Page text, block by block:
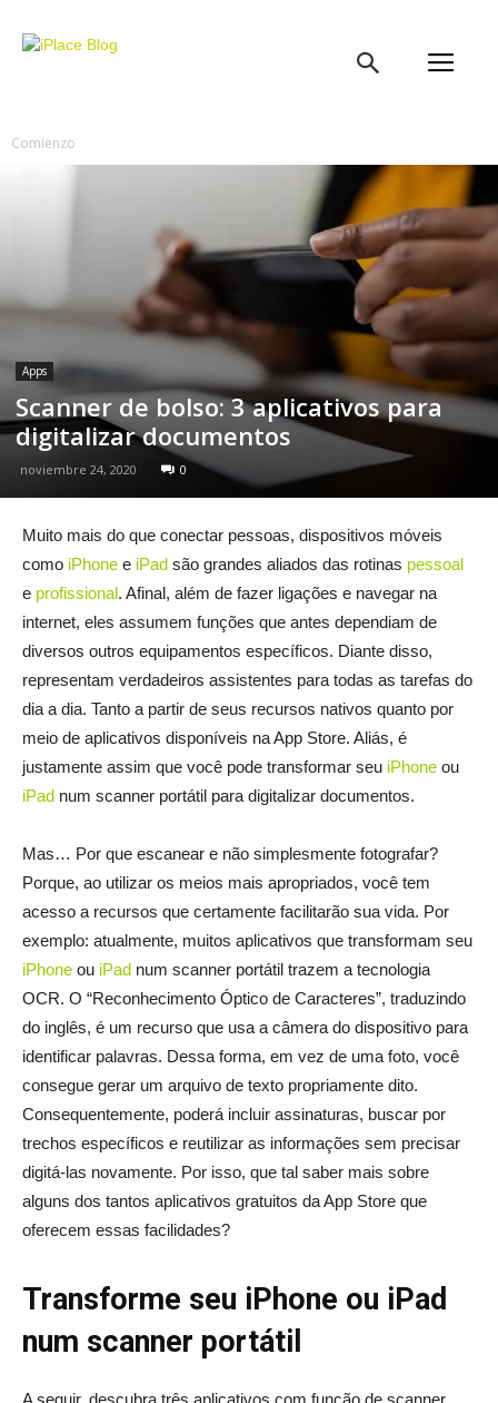
Comienzo
Apps
Scanner de bolso: 3 aplicativos para
digitalizar documentos
noviembre 24, 2020 0
Muito mais do que conectar pessoas, dispositivos móveis
como iPhone e iPad são grandes aliados das rotinas pessoal
e profissional. Afinal, além de fazer ligações e navegar na
internet, eles assumem funções que antes dependiam de
diversos outros equipamentos específicos. Diante disso,
representam verdadeiros assistentes para todas as tarefas do
dia a dia. Tanto a partir de seus recursos nativos quanto por
meio de aplicativos disponíveis na App Store. Aliás, é
justamente assim que você pode transformar seu iPhone ou
iPad num scanner portátil para digitalizar documentos.
Mas… Por que escanear e não simplesmente fotografar?
Porque, ao utilizar os meios mais apropriados, você tem
acesso a recursos que certamente facilitarão sua vida. Por
exemplo: atualmente, muitos aplicativos que transformam seu
iPhone ou iPad num scanner portátil trazem a tecnologia
OCR. O “Reconhecimento Óptico de Caracteres”, traduzindo
do inglês, é um recurso que usa a câmera do dispositivo para
identificar palavras. Dessa forma, em vez de uma foto, você
consegue gerar um arquivo de texto propriamente dito.
Consequentemente, poderá incluir assinaturas, buscar por
trechos específicos e reutilizar as informações sem precisar
digitá-las novamente. Por isso, que tal saber mais sobre
alguns dos tantos aplicativos gratuitos da App Store que
oferecem essas facilidades?
Transforme seu iPhone ou iPad
num scanner portátil
A seguir, descubra três aplicativos com função de scanner